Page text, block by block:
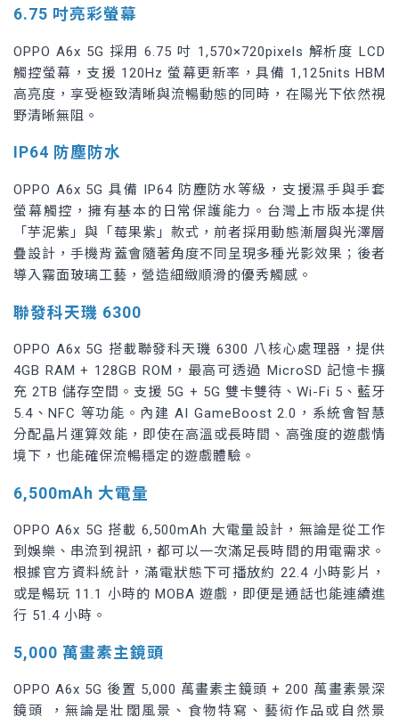
6.75 吋亮彩螢幕
OPPO A6x 5G 採用 6.75 吋 1,570×720pixels 解析度 LCD
觸控螢幕，支援 120Hz 螢幕更新率，具備 1,125nits HBM
高亮度，享受極致清晰與流暢動態的同時，在陽光下依然視
野清晰無阻。
IP64 防塵防水
OPPO A6x 5G 具備 IP64 防塵防水等級，支援濕手與手套
螢幕觸控，擁有基本的日常保護能力。台灣上市版本提供
「芋泥紫」與「莓果紫」款式，前者採用動態漸層與光澤層
疊設計，手機背蓋會隨著角度不同呈現多種光影效果；後者
導入霧面玻璃工藝，營造細緻順滑的優秀觸感。
聯發科天璣 6300
OPPO A6x 5G 搭載聯發科天璣 6300 八核心處理器，提供
4GB RAM + 128GB ROM，最高可透過 MicroSD 記憶卡擴
充 2TB 儲存空間。支援 5G + 5G 雙卡雙待、Wi-Fi 5、藍牙
5.4、NFC 等功能。內建 AI GameBoost 2.0，系統會智慧
分配晶片運算效能，即使在高溫或長時間、高強度的遊戲情
境下，也能確保流暢穩定的遊戲體驗。
6,500mAh 大電量
OPPO A6x 5G 搭載 6,500mAh 大電量設計，無論是從工作
到娛樂、串流到視訊，都可以一次滿足長時間的用電需求。
根據官方資料統計，滿電狀態下可播放約 22.4 小時影片，
或是暢玩 11.1 小時的 MOBA 遊戲，即便是通話也能連續進
行 51.4 小時。
5,000 萬畫素主鏡頭
OPPO A6x 5G 後置 5,000 萬畫素主鏡頭 + 200 萬畫素景深
鏡頭 ，無論是壯闊風景、食物特寫、藝術作品或自然景